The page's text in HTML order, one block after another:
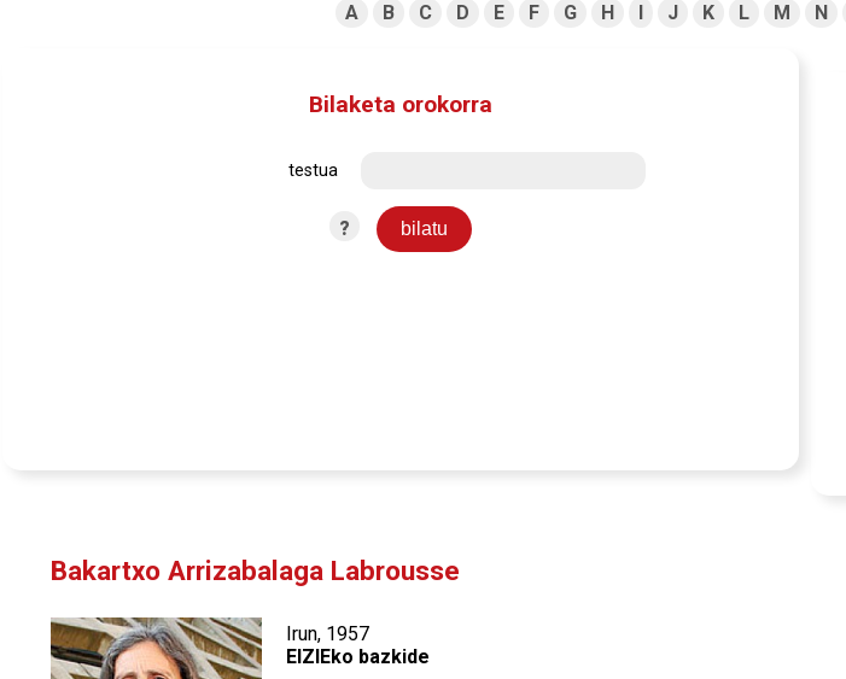
A B C D E F G H I J K L M N
Bilaketa orokorra
testua
?
Bakartxo Arrizabalaga Labrousse
Irun, 1957
EIZIEko bazkide